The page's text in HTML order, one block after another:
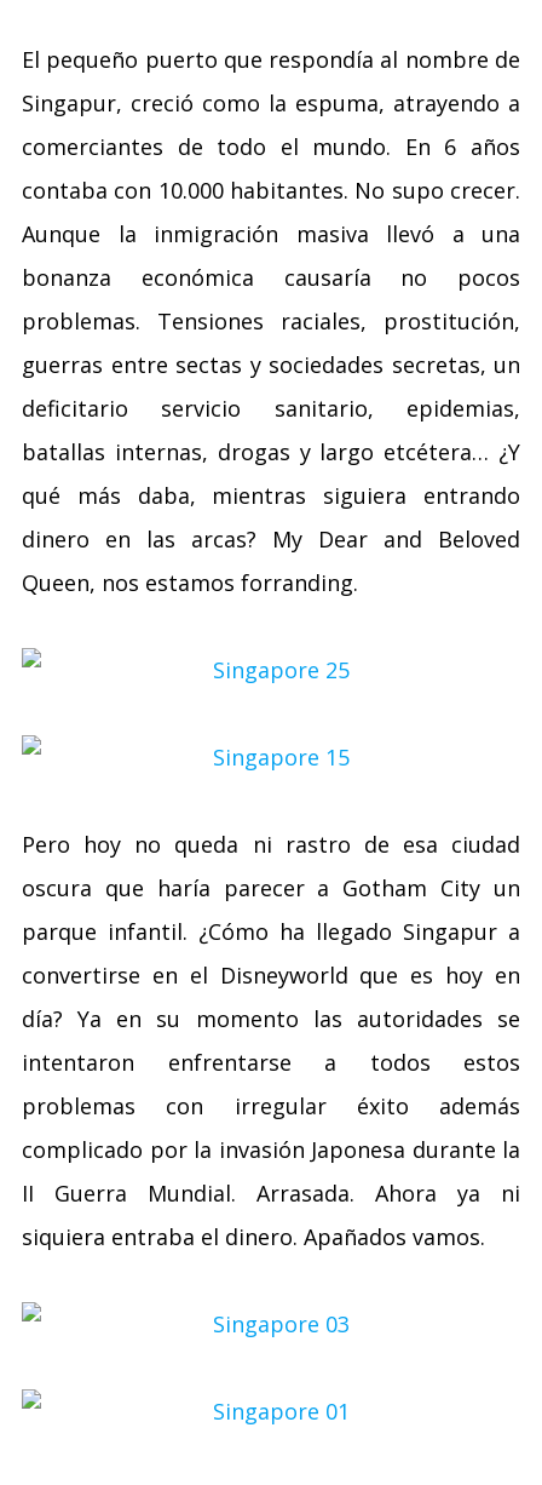
El pequeño puerto que respondía al nombre de
Singapur, creció como la espuma, atrayendo a
comerciantes de todo el mundo. En 6 años
contaba con 10.000 habitantes. No supo crecer.
Aunque la inmigración masiva llevó a una
bonanza económica causaría no pocos
problemas. Tensiones raciales, prostitución,
guerras entre sectas y sociedades secretas, un
deficitario servicio sanitario, epidemias,
batallas internas, drogas y largo etcétera… ¿Y
qué más daba, mientras siguiera entrando
dinero en las arcas? My Dear and Beloved
Queen, nos estamos forranding.
Pero hoy no queda ni rastro de esa ciudad
oscura que haría parecer a Gotham City un
parque infantil. ¿Cómo ha llegado Singapur a
convertirse en el Disneyworld que es hoy en
día? Ya en su momento las autoridades se
intentaron enfrentarse a todos estos
problemas con irregular éxito además
complicado por la invasión Japonesa durante la
II Guerra Mundial. Arrasada. Ahora ya ni
siquiera entraba el dinero. Apañados vamos.